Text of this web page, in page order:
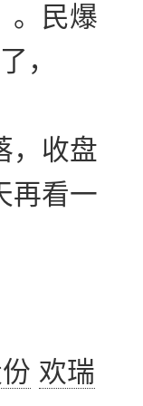
。民爆
，
，收盘
再看一
欢瑞